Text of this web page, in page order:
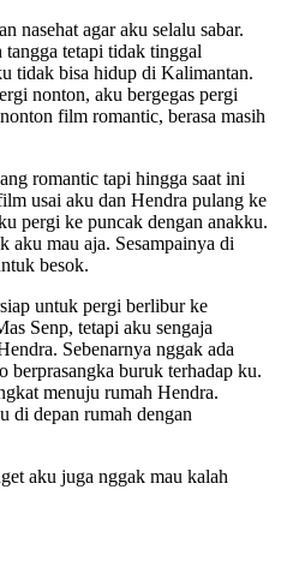
nasehat agar aku selalu sabar.
tetapi tidak tinggal
tidak bisa hidup di Kalimantan.
nonton, aku bergegas pergi
film romantic, berasa masih
romantic tapi hingga saat ini
usai aku dan Hendra pulang ke
pergi ke puncak dengan anakku.
aku mau aja. Sesampainya di
besok.
untuk pergi berlibur ke
Senp, tetapi aku sengaja
Sebenarnya nggak ada
berprasangka buruk terhadap ku.
menuju rumah Hendra.
di depan rumah dengan
aku juga nggak mau kalah